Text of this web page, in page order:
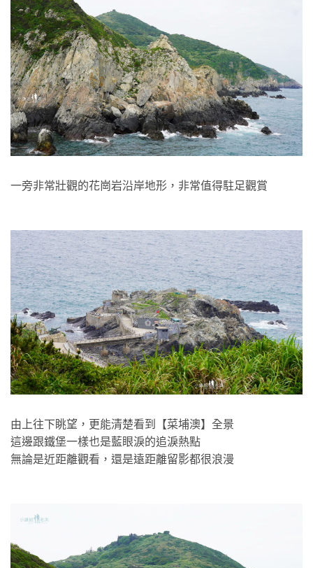
一旁非常壯觀的花崗岩沿岸地形，非常值得駐足觀賞
由上往下眺望，更能清楚看到【菜埔澳】全景
這邊跟鐵堡一樣也是藍眼淚的追淚熱點
無論是近距離觀看，還是遠距離留影都很浪漫